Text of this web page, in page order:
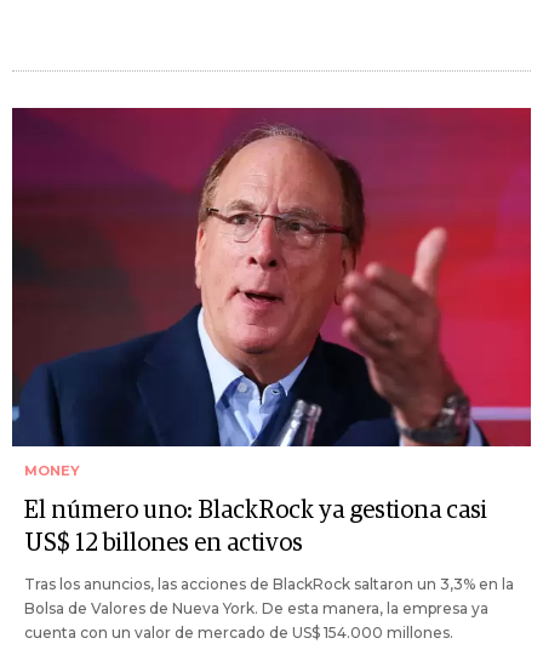
MONEY
El número uno: BlackRock ya gestiona casi
US$ 12 billones en activos
Tras los anuncios, las acciones de BlackRock saltaron un 3,3% en la
Bolsa de Valores de Nueva York. De esta manera, la empresa ya
cuenta con un valor de mercado de US$ 154.000 millones.